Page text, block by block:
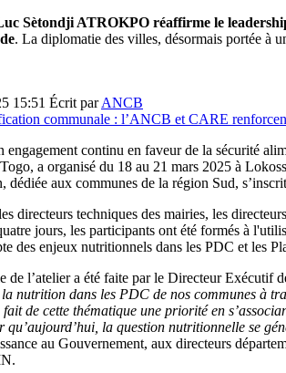
Sètondji ATROKPO réaffirme le
. La diplomatie des villes, désormais portée à
15:51 Écrit parANCB
engagement continu en faveur de la sécurité
a organisé du 18 au 21 mars 2025 à
dédiée aux communes de la région Sud,
directeurs techniques des mairies, les
jours, les participants ont été formés à
des enjeux nutritionnels dans les PDC et les
de l’atelier a été faite par le Directeur
nutrition dans les PDC de nos communes à
de cette thématique une priorité en
qu’aujourd’hui, la question nutritionnelle se
au Gouvernement, aux directeurs